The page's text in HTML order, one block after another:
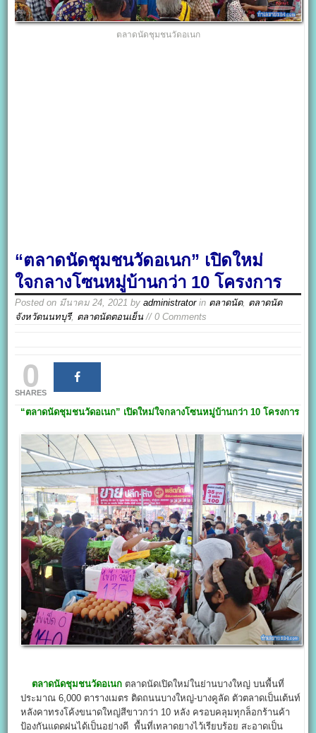
ตลาดนัดชุมชนวัดอเนก
“ตลาดนัดชุมชนวัดอเนก” เปิดใหม่
ใจกลางโซนหมู่บ้านกว่า 10 โครงการ
Posted on มีนาคม 24, 2021 byadministratorin ตลาดนัด, ตลาดนัด
จังหวัดนนทบุรี, ตลาดนัดตอนเย็น // 0 Comments
0
SHARES
“ตลาดนัดชุมชนวัดอเนก” เปิดใหม่ใจกลางโซนหมู่บ้านกว่า 10 โครงการ
ตลาดนัดชุมชนวัดอเนก ตลาดนัดเปิดใหม่ในย่านบางใหญ่ บนพื้นที่
ประมาณ 6,000 ตารางเมตร ติดถนนบางใหญ่-บางคูลัด ตัวตลาดเป็นเต้นท์
หลังคาทรงโค้งขนาดใหญ่สีขาวกว่า 10 หลัง ครอบคลุมทุกล็อกร้านค้า
ป้องกันแดดฝนได้เป็นอย่างดี พื้นที่เทลาดยางไว้เรียบร้อย สะอาดเป็น